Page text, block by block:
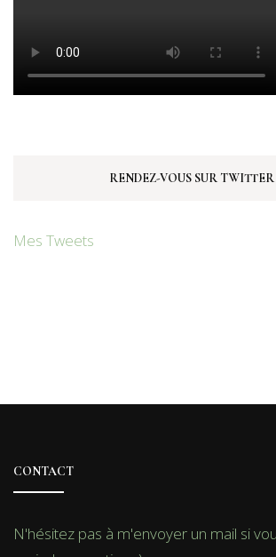
RENDEZ-VOUS SUR TWITTER
Mes Tweets
CONTACT
N'hésitez pas à m'envoyer un mail si